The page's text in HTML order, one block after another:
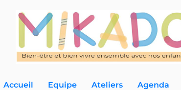
Accueil Equipe Ateliers Agenda